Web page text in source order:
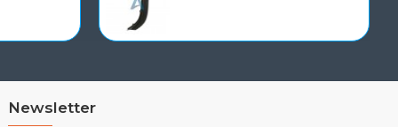
Newsletter